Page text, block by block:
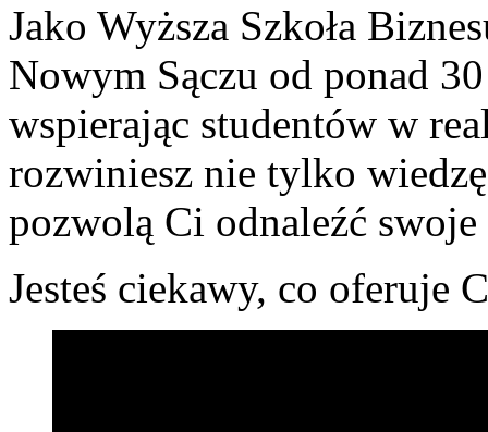
Jako Wyższa Szkoła
Nowym Sączu od ponad
wspierając studentów w
rozwiniesz nie tylko
pozwolą Ci odnaleźć
Jesteś ciekawy, co oferuje